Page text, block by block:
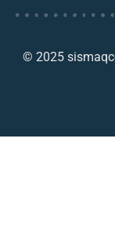
© 2025